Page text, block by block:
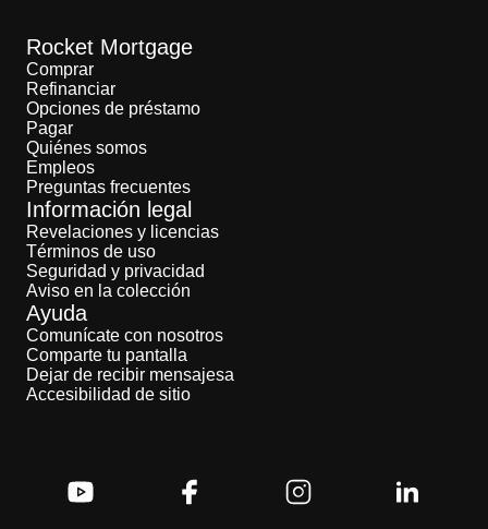
Rocket Mortgage
Comprar
Refinanciar
Opciones de préstamo
Pagar
Quiénes somos
Empleos
Preguntas frecuentes
Información legal
Revelaciones y licencias
Términos de uso
Seguridad y privacidad
Aviso en la colección
Ayuda
Comunícate con nosotros
Comparte tu pantalla
Dejar de recibir mensajesa
Accesibilidad de sitio